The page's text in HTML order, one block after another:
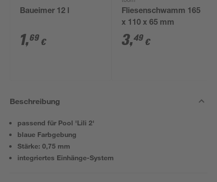
Baueimer 12 l
1,69 €
Fliesenschwamm 165
x 110 x 65 mm
3,49 €
Beschreibung
passend für Pool 'Lili 2'
blaue Farbgebung
Stärke: 0,75 mm
integriertes Einhänge-System